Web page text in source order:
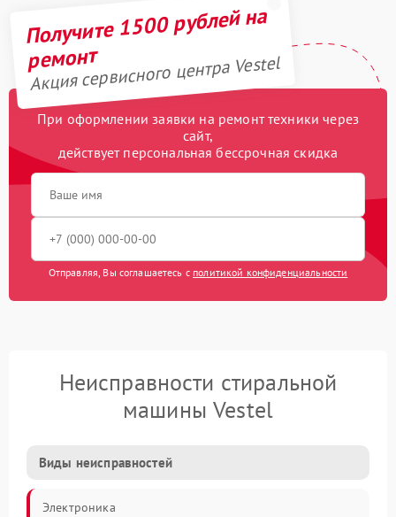
Получите 1500 рублей на
ремонт
Акция сервисного центра Vestel
При оформлении заявки на ремонт техники через
сайт,
действует персональная бессрочная скидка
Отправляя, Вы соглашаетесь с политикой конфиденциальности
Неисправности стиральной
машины Vestel
Виды неисправностей
Электроника